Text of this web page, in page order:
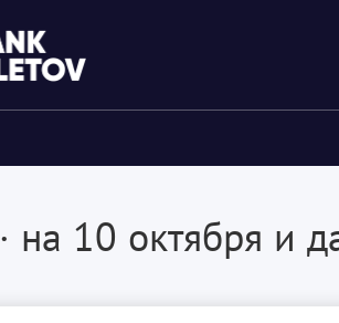
· на 10 октября и